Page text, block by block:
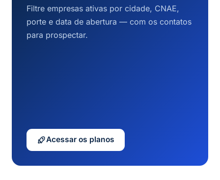
Filtre empresas ativas por cidade, CNAE,
porte e data de abertura — com os contatos
para prospectar.
Acessar os planos